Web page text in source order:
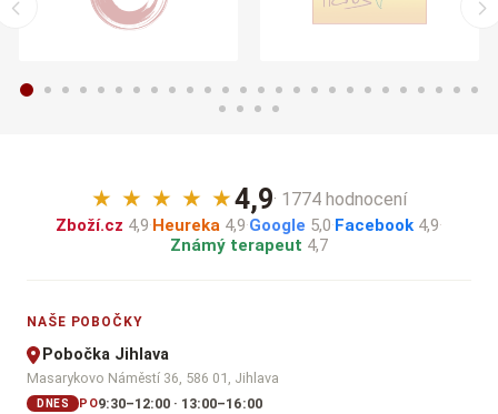
★ ★ ★ ★ ★4,9· 1774 hodnocení
Zboží.cz 4,9·Heureka 4,9·Google 5,0·Facebook 4,9·
Známý terapeut 4,7
NAŠE POBOČKY
Pobočka Jihlava
Masarykovo Náměstí 36, 586 01, Jihlava
DNES PO9:30–12:00 · 13:00–16:00